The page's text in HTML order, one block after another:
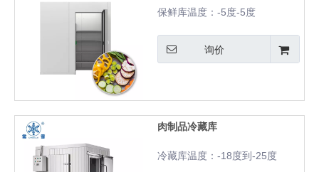
保鲜库温度：-5度-5度
询价
肉制品冷藏库
冷藏库温度：-18度到-25度